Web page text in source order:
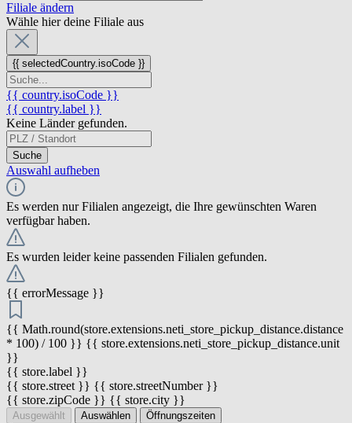
Filiale ändern
Wähle hier deine Filiale aus
{{ selectedCountry.isoCode }}
{{ country.isoCode }}
{{ country.label }}
Keine Länder gefunden.
Suche
Auswahl aufheben
Es werden nur Filialen angezeigt, die Ihre gewünschten Waren
verfügbar haben.
Es wurden leider keine passenden Filialen gefunden.
{{ errorMessage }}
{{ Math.round(store.extensions.neti_store_pickup_distance.distance
* 100) / 100 }} {{ store.extensions.neti_store_pickup_distance.unit
}}
{{ store.label }}
{{ store.street }} {{ store.streetNumber }}
{{ store.zipCode }} {{ store.city }}
Ausgewählt Auswählen Öffnungszeiten